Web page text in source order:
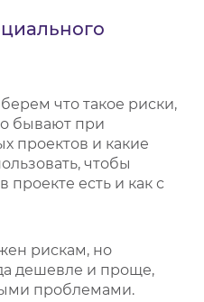
что такое риски,
бывают при
проектов и какие
чтобы
проекте есть и как с
рискам, но
дешевле и проще,
проблемами.